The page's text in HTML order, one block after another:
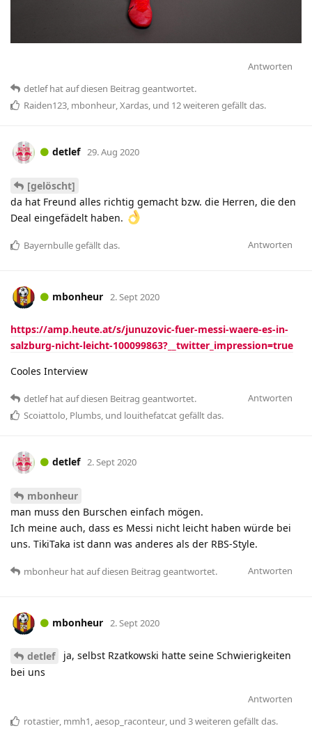
Antworten
detlef hatauf diesen Beitrag geantwortet.
Raiden123, mbonheur,Xardas, und 12weiteren gefällt das.
detlef 29. Aug 2020
[gelöscht]
da hat Freund alles richtig gemacht bzw. die Herren, die den
Deal eingefädelt haben.
Antworten
Bayernbullegefällt das.
mbonheur 2. Sept 2020
https://amp.heute.at/s/junuzovic-fuer-messi-waere-es-in-
salzburg-nicht-leicht-100099863?__twitter_impression=true
Cooles Interview
Antworten
detlef hatauf diesen Beitrag geantwortet.
Scoiattolo, Plumbs, und louithefatcatgefällt das.
detlef 2. Sept 2020
mbonheur
man muss den Burschen einfach mögen.
Ich meine auch, dass es Messi nicht leicht haben würde bei
uns. TikiTaka ist dann was anderes als der RBS-Style.
Antworten
mbonheur hatauf diesen Beitrag geantwortet.
mbonheur 2. Sept 2020
detlef
ja, selbst Rzatkowski hatte seine Schwierigkeiten
bei uns
Antworten
rotastier, mmh1,aesop_raconteur, und 3weiteren gefällt das.